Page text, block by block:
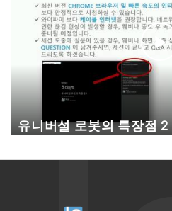
유니버설 로봇의 특장점 2